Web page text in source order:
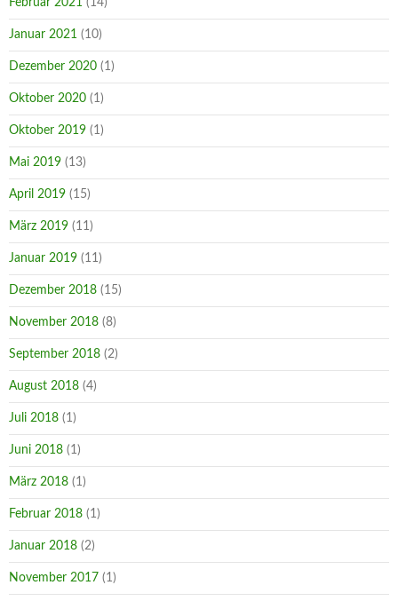
Februar 2021 (14)
Januar 2021 (10)
Dezember 2020 (1)
Oktober 2020 (1)
Oktober 2019 (1)
Mai 2019 (13)
April 2019 (15)
März 2019 (11)
Januar 2019 (11)
Dezember 2018 (15)
November 2018 (8)
September 2018 (2)
August 2018 (4)
Juli 2018 (1)
Juni 2018 (1)
März 2018 (1)
Februar 2018 (1)
Januar 2018 (2)
November 2017 (1)